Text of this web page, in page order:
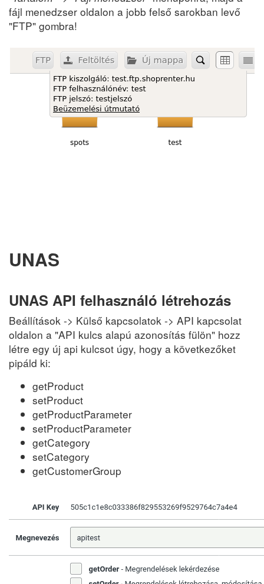
fájl menedzser oldalon a jobb felső sarokban levő
"FTP" gombra!
UNAS
UNAS API felhasználó létrehozás
Beállítások -> Külső kapcsolatok -> API kapcsolat
oldalon a "API kulcs alapú azonosítás fülön" hozz
létre egy új api kulcsot úgy, hogy a következőket
pipáld ki:
getProduct
setProduct
getProductParameter
setProductParameter
getCategory
setCategory
getCustomerGroup